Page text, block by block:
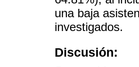
una baja
investigados.
Discusión: